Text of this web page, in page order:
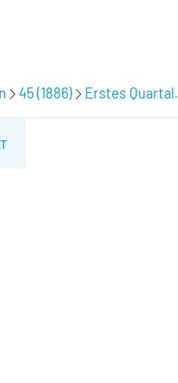
45 (1886) Erstes Quartal.